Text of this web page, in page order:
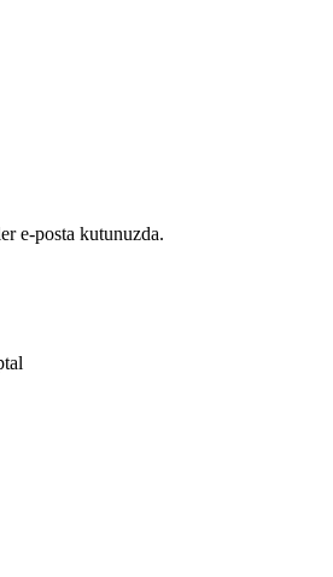
e-posta kutunuzda.